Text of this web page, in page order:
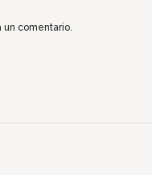
un comentario.